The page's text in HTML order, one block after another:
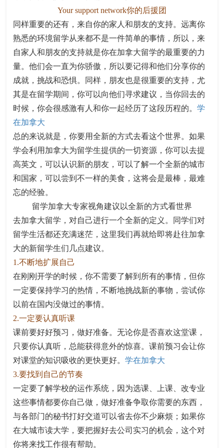
Your support network你的后援团
同样重要的还有，来自你的家人和朋友的支持。远离你
熟悉的环境留学从来都不是一件简单的事情，所以，来
自家人和朋友的支持就是你在加拿大留学的最重要的力
量。他们会一直为你骄傲，所以要记得和他们分享你的
成就，挑战和恐惧。同样，朋友也是很重要的支持，尤
其是在留学期间，你可以向他们寻求建议，当你回去的
时候，你会很感激有人和你一起经历了这段历程的。学
在加拿大
总的来说就是，你要用全新的方式去看这个世界。如果
学会利用加拿大为留学生提供的一切资源，你可以去提
高英文，可以认识新的朋友，可以了解一个全新的城市
和国家，可以尝到不一样的美食，这将会是最棒，最难
忘的经验。
留学加拿大专家视角建议以全新的方式看世界
去加拿大留学，对自己进行一个全新的定义。同学们对
留学生活都还充满迷茫，这里我们再就给即将赴往加拿
大的新留学生们几点建议。
1.不断地扩展自己
在刚刚开学的时候，你不需要了解到所有的事情，但你
一定要保持学习的热情，不断地挑战新的事物，尝试你
以前在国内没做过的事情。
2.一定要认真听课
课前要好好预习，做好准备。无论你是否喜欢这堂课，
只要你认真听，总能获得意外的惊喜。课前预习会让你
对课堂的知识吸收的更快更好。学在加拿大
3.要找到自己的节奏
一定要了解学校的运作系统，因为选课、上课、改专业
这些事情都要你自己做，做好准备争取你需要的东西，
与各部门的秘书打好交道可以省去你不少麻烦；如果你
在大城市读大学，要把握好去公司实习的机会，这个对
你将来找工作很有帮助。